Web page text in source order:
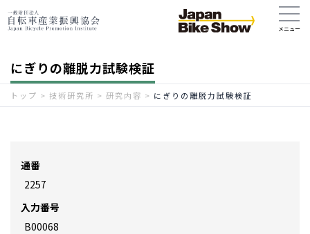
にぎりの離脱力試験検証
トップ > 技術研究所 > 研究内容 > にぎりの離脱力試験検証
通番
2257
入力番号
B00068